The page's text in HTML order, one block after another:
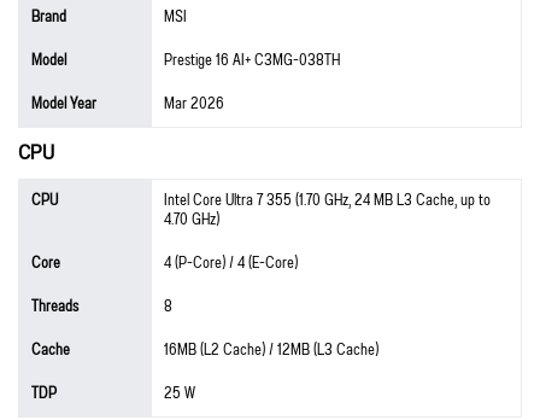
Brand
MSI
Model
Prestige 16 AI+ C3MG-038TH
Model Year
Mar 2026
CPU
CPU Intel Core Ultra 7 355 (1.70 GHz, 24 MB L3 Cache, up to
4.70 GHz)
Core
4 (P-Core) / 4 (E-Core)
Threads
8
Cache
16MB (L2 Cache) / 12MB (L3 Cache)
TDP
25 W